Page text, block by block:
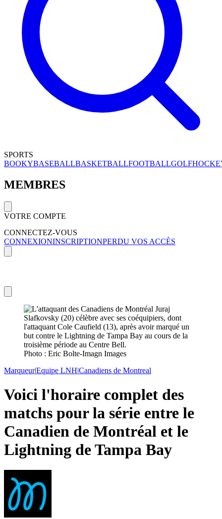
SPORTS
BOOKYBASEBALLBASKETBALLFOOTBALLGOLF
MEMBRES
VOTRE COMPTE
CONNECTEZ-VOUS
CONNEXIONINSCRIPTIONPERDU VOS ACCÈS
Photo : Eric Bolte-Imagn Images
Marqueur|Equipe LNH|Canadiens de Montreal
Voici l'horaire complet des
matchs pour la série entre le
Canadien de Montréal et le
Lightning de Tampa Bay